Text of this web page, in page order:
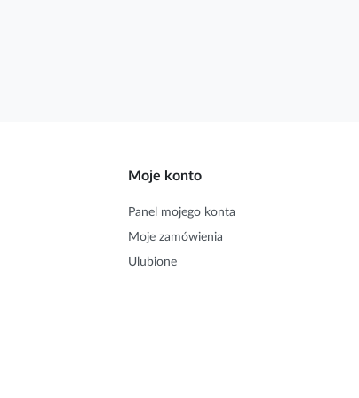
Moje konto
Panel mojego konta
Moje zamówienia
Ulubione